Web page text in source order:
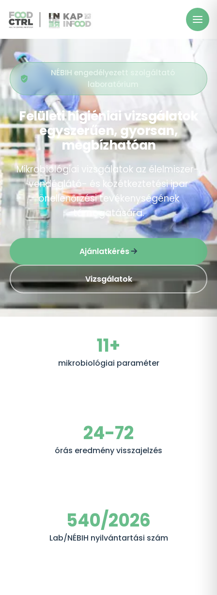
NÉBIH engedélyezett szolgáltató
laboratórium
Felületi higiéniai vizsgálatok
egyszerűen, gyorsan,
megbízhatóan
Mikrobiológiai vizsgálatok az élelmiszer-,
vendéglátó- és közétkeztetési ipar
önellenőrzési tevékenységének
támogatására.
Ajánlatkérés
Vizsgálatok
11+
mikrobiológiai paraméter
24-72
órás eredmény visszajelzés
540/2026
Lab/NÉBIH nyilvántartási szám